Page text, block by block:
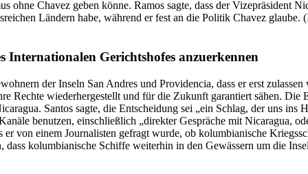
ohne Chavez geben könne. Ramos sagte, dass der Vizepräsident
Ländern habe, während er fest an die Politik Chavez
Internationalen Gerichtshofes anzuerkennen
der Inseln San Andres und Providencia, dass er erst
wiederhergestellt und für die Zukunft garantiert sähen. Die
Santos sagte, die Entscheidung sei „ein Schlag, der uns
benutzen, einschließlich „direkter Gespräche mit Nicaragua,
von einem Journalisten gefragt wurde, ob kolumbianische
kolumbianische Schiffe weiterhin in den Gewässern um die